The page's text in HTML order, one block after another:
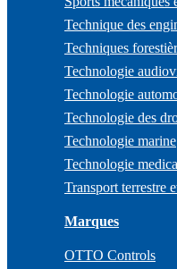
Technique des
Techniques
Technologie
Technologie
Technologie des
Technologie marine
Technologie
Transport terrestre
Marques
OTTO Controls